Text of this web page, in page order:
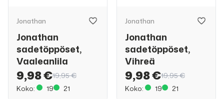
Jonathan
Jonathan
sadetöppöset,
Vaaleanlila
9,98 €19,95 €
Koko:
19 21
Jonathan
Jonathan
sadetöppöset,
Vihreä
9,98 €19,95 €
Koko:
19 21